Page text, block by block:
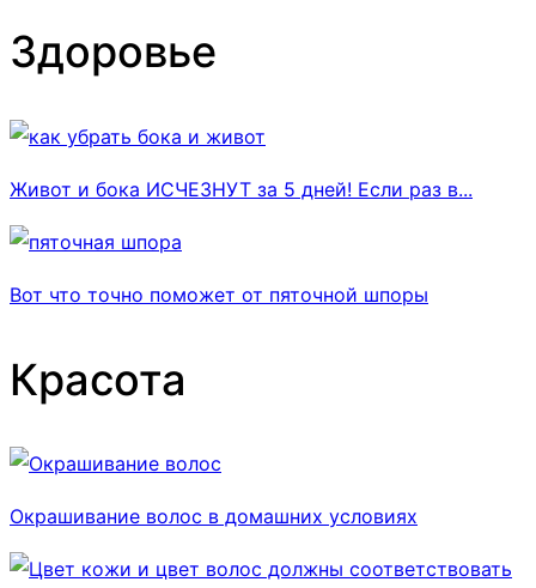
Здоровье
Живот и бока ИСЧЕЗНУТ за 5 дней! Если раз в...
Вот что точно поможет от пяточной шпоры
Красота
Окрашивание волос в домашних условиях